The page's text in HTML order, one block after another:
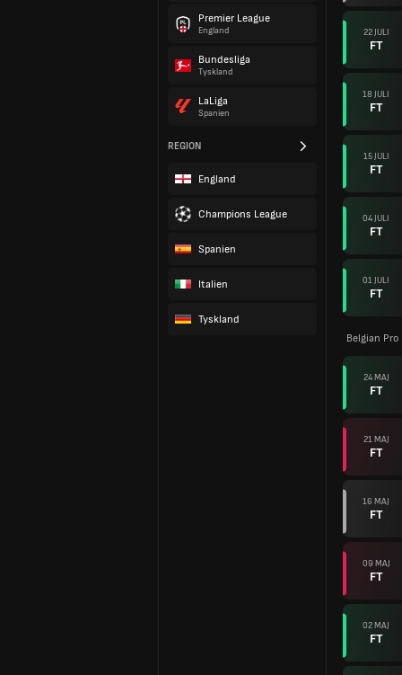
Premier League
England
Bundesliga
Tyskland
LaLiga
Spanien
REGION
England
Champions League
Spanien
Italien
Tyskland
22 JULI
FT
18 JULI
FT
15 JULI
FT
04 JULI
FT
01 JULI
FT
Belgian
24 MAJ
FT
21 MAJ
FT
16 MAJ
FT
09 MAJ
FT
02 MAJ
FT